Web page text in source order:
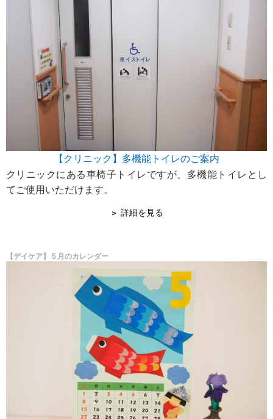
【クリニック】多機能トイレのご案内
クリニックにある車椅子トイレですが、多機能トイレとし
てご使用いただけます。
詳細を見る
【デイケア】５月のカレンダー